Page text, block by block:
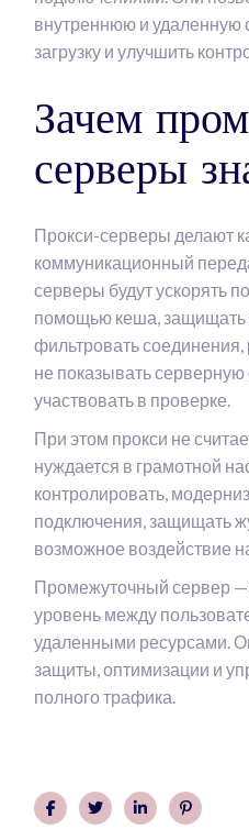
внутреннюю и удаленную
загрузку и улучшить
Зачем
серверы
Прокси-серверы делают
коммуникационный
серверы будут ускорять
помощью кеша,
фильтровать соединения,
не показывать серверную
участвовать в проверке.
При этом прокси не
нуждается в грамотной
контролировать,
подключения, защищать
возможное воздействие
Промежуточный сервер
уровень между
удаленными ресурсами.
защиты, оптимизации и
полного трафика.